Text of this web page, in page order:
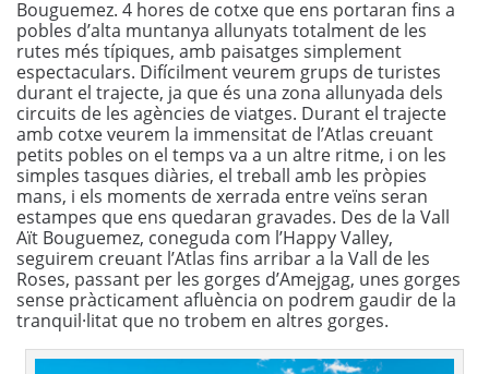
Bouguemez. 4 hores de cotxe que ens portaran fins a
pobles d’alta muntanya allunyats totalment de les
rutes més típiques, amb paisatges simplement
espectaculars. Difícilment veurem grups de turistes
durant el trajecte, ja que és una zona allunyada dels
circuits de les agències de viatges. Durant el trajecte
amb cotxe veurem la immensitat de l’Atlas creuant
petits pobles on el temps va a un altre ritme, i on les
simples tasques diàries, el treball amb les pròpies
mans, i els moments de xerrada entre veïns seran
estampes que ens quedaran gravades. Des de la Vall
Aït Bouguemez, coneguda com l’Happy Valley,
seguirem creuant l’Atlas fins arribar a la Vall de les
Roses, passant per les gorges d’Amejgag, unes gorges
sense pràcticament afluència on podrem gaudir de la
tranquil·litat que no trobem en altres gorges.